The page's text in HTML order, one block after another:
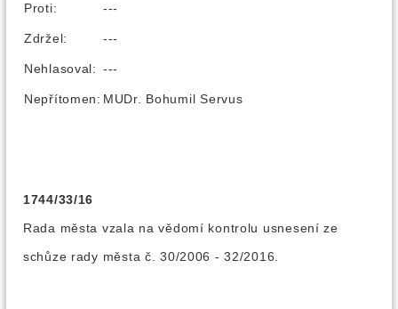
Proti: ---
Zdržel: ---
Nehlasoval: ---
Nepřítomen: MUDr. Bohumil Servus
1744/33/16
Rada města vzala na vědomí kontrolu usnesení ze
schůze rady města č. 30/2006 - 32/2016.